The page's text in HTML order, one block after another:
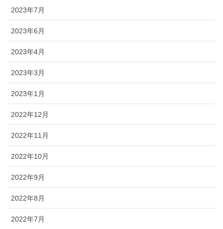
2023年7月
2023年6月
2023年4月
2023年3月
2023年1月
2022年12月
2022年11月
2022年10月
2022年9月
2022年8月
2022年7月